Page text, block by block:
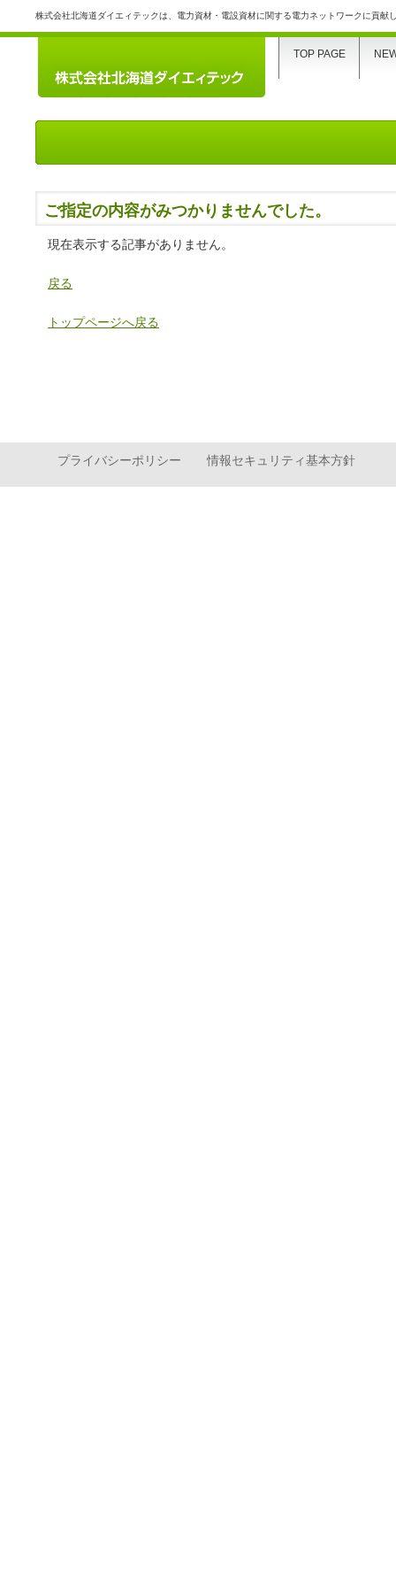
株式会社北海道ダイエィテックは、電力資材・電設資材に関する電力ネットワークに貢献
ご指定の内容がみつかりませんでした。
現在表示する記事がありません。
戻る
トップページへ戻る
TOP PAGE
プライバシーポリシー 情報セキュリティ基本方針